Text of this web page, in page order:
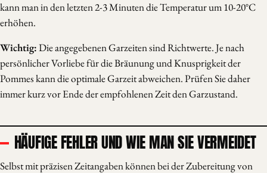
kann man in den letzten 2-3 Minuten die Temperatur um 10-20°C
erhöhen.
Wichtig:Die angegebenen Garzeiten sind Richtwerte. Je nach
persönlicher Vorliebe für die Bräunung und Knusprigkeit der
Pommes kann die optimale Garzeit abweichen. Prüfen Sie daher
immer kurz vor Ende der empfohlenen Zeit den Garzustand.
HÄUFIGE FEHLER UND WIE MAN SIE VERMEIDET
Selbst mit präzisen Zeitangaben können bei der Zubereitung von